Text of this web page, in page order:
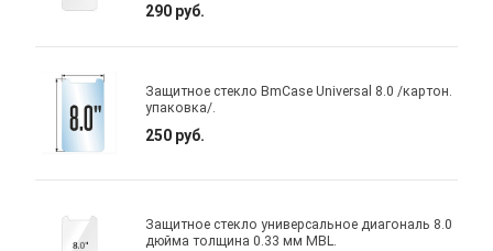
290 руб.
Защитное стекло BmCase Universal 8.0 /картон.
упаковка/.
250 руб.
Защитное стекло универсальное диагональ 8.0
дюйма толщина 0.33 мм MBL.